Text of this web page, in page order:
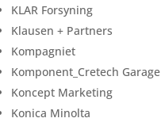
KLAR Forsyning
Klausen + Partners
Kompagniet
Komponent_Cretech Garage
Koncept Marketing
Konica Minolta